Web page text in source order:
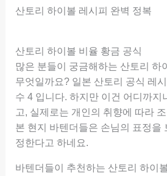
산토리 하이볼 레시피 완벽 정복
산토리 하이볼 비율 황금 공식
많은 분들이 궁금해하는 산토리 하
무엇일까요? 일본 산토리 공식 레
수 4 입니다. 하지만 이건 어디까지
고, 실제로는 개인의 취향에 따라
본 현지 바텐더들은 손님의 표정을
정한다고 하네요.
바텐더들이 추천하는 산토리 하이